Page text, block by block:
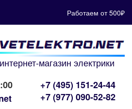
Работаем от 500₽
интернет-магазин электрики
+7 (495) 151-24-44
+7 (977) 090-52-82